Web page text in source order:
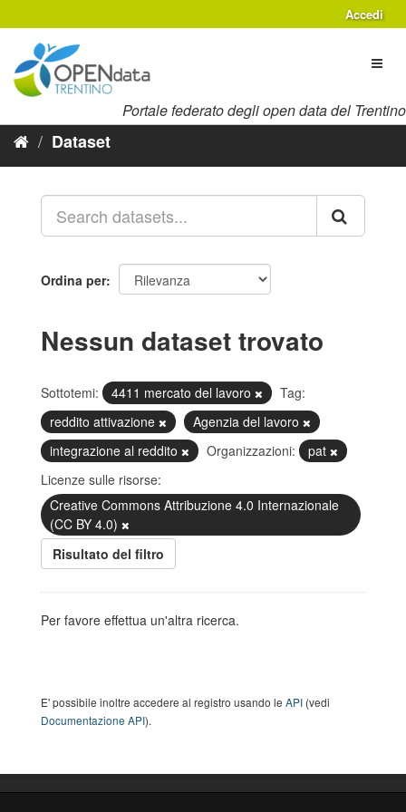
al
contenuto
Accedi
Portale federato degli open data del Trentino
Dataset
Ordina per
Nessun dataset trovato
Sottotemi: 4411 mercato del lavoro
Tag:
reddito attivazione
Agenzia del lavoro
integrazione al reddito
Organizzazioni:
pat
Licenze sulle risorse:
Creative Commons Attribuzione 4.0 Internazionale
(CC BY 4.0)
Risultato del filtro
Per favore effettua un'altra ricerca.
E' possibile inoltre accedere al registro usando le API (vedi
Documentazione API).